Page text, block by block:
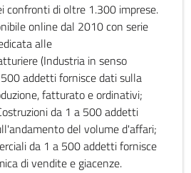
confronti di oltre 1.300 imprese.
online dal 2010 con serie
alle
(Industria in senso
addetti fornisce dati sulla
fatturato e ordinativi;
da 1 a 500 addetti
del volume d'affari;
da 1 a 500 addetti fornisce
di vendite e giacenze.